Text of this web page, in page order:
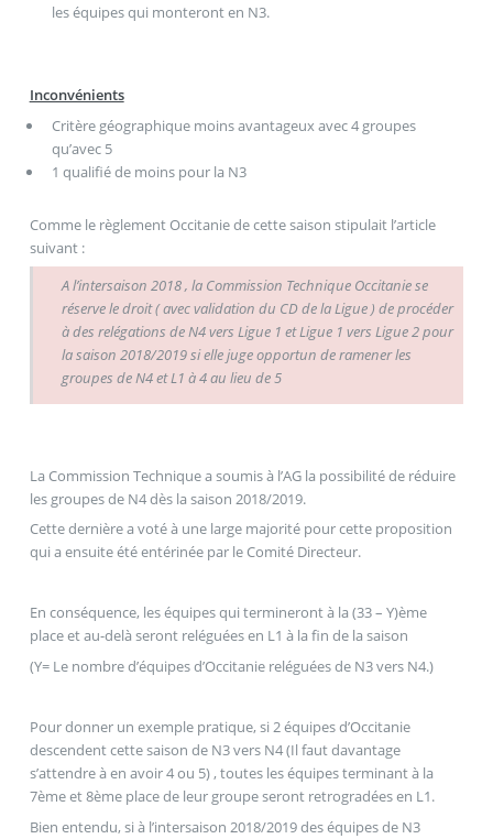
les équipes qui monteront en N3.
Inconvénients
Critère géographique moins avantageux avec 4 groupes
qu’avec 5
1 qualifié de moins pour la N3
Comme le règlement Occitanie de cette saison stipulait l’article
suivant :
A l’intersaison 2018 , la Commission Technique Occitanie se
réserve le droit ( avec validation du CD de la Ligue ) de procéder
à des relégations de N4 vers Ligue 1 et Ligue 1 vers Ligue 2 pour
la saison 2018/2019 si elle juge opportun de ramener les
groupes de N4 et L1 à 4 au lieu de 5
La Commission Technique a soumis à l’AG la possibilité de réduire
les groupes de N4 dès la saison 2018/2019.
Cette dernière a voté à une large majorité pour cette proposition
qui a ensuite été entérinée par le Comité Directeur.
En conséquence, les équipes qui termineront à la (33 – Y)ème
place et au-delà seront reléguées en L1 à la fin de la saison
(Y= Le nombre d’équipes d’Occitanie reléguées de N3 vers N4.)
Pour donner un exemple pratique, si 2 équipes d’Occitanie
descendent cette saison de N3 vers N4 (Il faut davantage
s’attendre à en avoir 4 ou 5) , toutes les équipes terminant à la
7ème et 8ème place de leur groupe seront retrogradées en L1.
Bien entendu, si à l’intersaison 2018/2019 des équipes de N3